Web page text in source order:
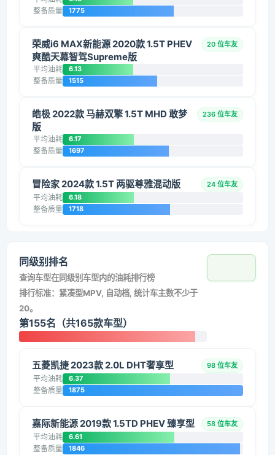
整备质量 1775
荣威i6 MAX新能源 2020款 1.5T PHEV
爽酷天幕智驾Supreme版
20 位车友
平均油耗 6.13
整备质量 1515
皓极 2022款 马赫双擎 1.5T MHD 敢梦
版
236 位车友
平均油耗 6.17
整备质量 1697
冒险家 2024款 1.5T 两驱尊雅混动版 24 位车友
平均油耗 6.18
整备质量 1718
同级别排名
查询车型在同级别车型内的油耗排行榜
排行标准：紧凑型MPV, 自动档, 统计车主数不少于
20。
第155名（共165款车型）
五菱凯捷 2023款 2.0L DHT奢享型 98 位车友
平均油耗 6.37
整备质量 1875
嘉际新能源 2019款 1.5TD PHEV 臻享型 58 位车友
平均油耗 6.61
整备质量 1846